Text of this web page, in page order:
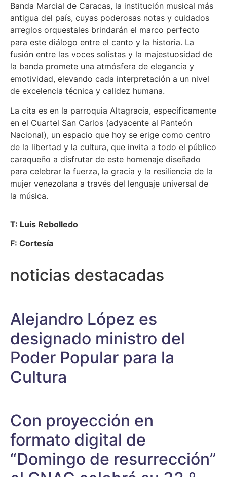
Banda Marcial de Caracas, la institución musical más
antigua del país, cuyas poderosas notas y cuidados
arreglos orquestales brindarán el marco perfecto
para este diálogo entre el canto y la historia. La
fusión entre las voces solistas y la majestuosidad de
la banda promete una atmósfera de elegancia y
emotividad, elevando cada interpretación a un nivel
de excelencia técnica y calidez humana.
La cita es en la parroquia Altagracia, específicamente
en el Cuartel San Carlos (adyacente al Panteón
Nacional), un espacio que hoy se erige como centro
de la libertad y la cultura, que invita a todo el público
caraqueño a disfrutar de este homenaje diseñado
para celebrar la fuerza, la gracia y la resiliencia de la
mujer venezolana a través del lenguaje universal de
la música.
T: Luis Rebolledo
F: Cortesía
noticias destacadas
Alejandro López es
designado ministro del
Poder Popular para la
Cultura
Con proyección en
formato digital de
“Domingo de resurrección”